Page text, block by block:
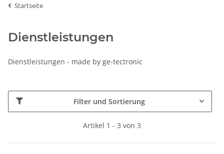
Startseite
Dienstleistungen
Dienstleistungen - made by ge-tectronic
Filter und Sortierung
Artikel 1 - 3 von 3